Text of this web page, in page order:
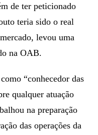
de ter peticionado
teria sido o real
levou uma
na OAB.
“conhecedor das
qualquer atuação
na preparação
das operações da